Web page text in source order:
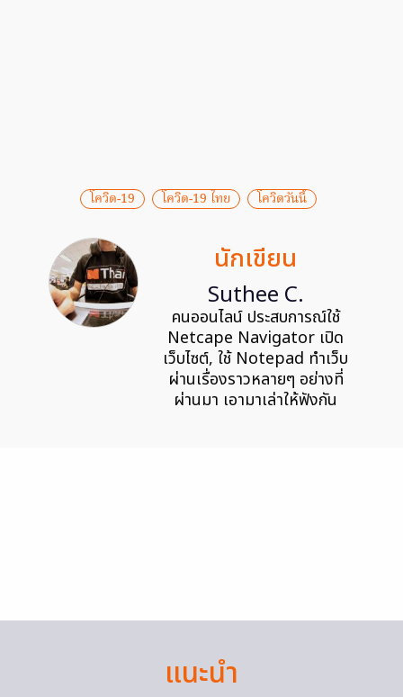
โควิด-19 โควิด-19 ไทย โควิดวันนี้
นักเขียน
Suthee C.
คนออนไลน์ ประสบการณ์ใช้
Netcape Navigator เปิด
เว็บไซต์, ใช้ Notepad ทำเว็บ
ผ่านเรื่องราวหลายๆ อย่างที่
ผ่านมา เอามาเล่าให้ฟังกัน
แนะนำ